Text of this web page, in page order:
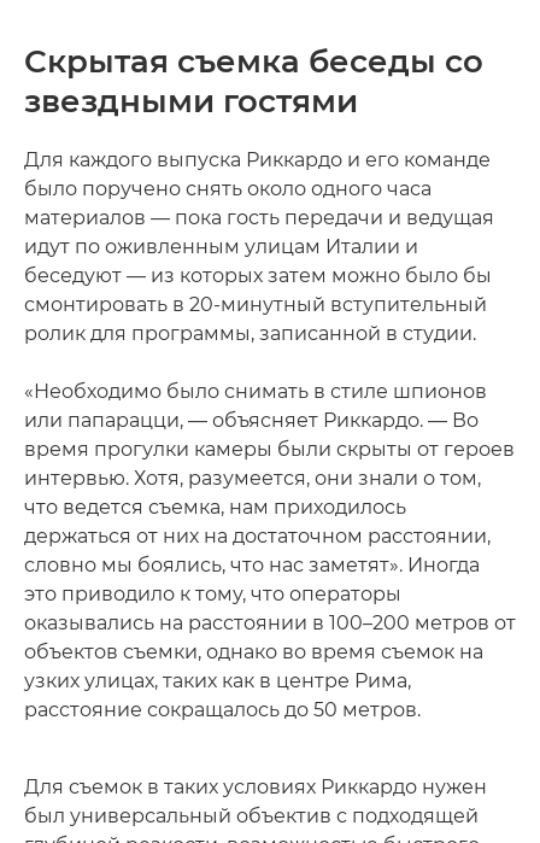
Скрытая съемка беседы со
звездными гостями
Для каждого выпуска Риккардо и его команде
было поручено снять около одного часа
материалов — пока гость передачи и ведущая
идут по оживленным улицам Италии и
беседуют — из которых затем можно было бы
смонтировать в 20-минутный вступительный
ролик для программы, записанной в студии.
«Необходимо было снимать в стиле шпионов
или папарацци, — объясняет Риккардо. — Во
время прогулки камеры были скрыты от героев
интервью. Хотя, разумеется, они знали о том,
что ведется съемка, нам приходилось
держаться от них на достаточном расстоянии,
словно мы боялись, что нас заметят». Иногда
это приводило к тому, что операторы
оказывались на расстоянии в 100–200 метров от
объектов съемки, однако во время съемок на
узких улицах, таких как в центре Рима,
расстояние сокращалось до 50 метров.
Для съемок в таких условиях Риккардо нужен
был универсальный объектив с подходящей